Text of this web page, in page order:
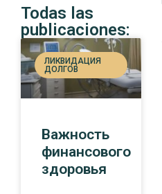
Todas las
publicaciones:
ЛИКВИДАЦИЯ
ДОЛГОВ
Важность
финансового
здоровья